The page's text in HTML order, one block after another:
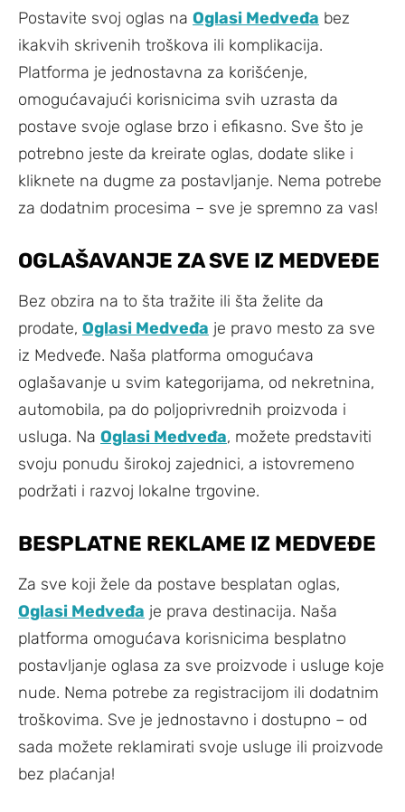
Postavite svoj oglas na Oglasi Medveđa bez
ikakvih skrivenih troškova ili komplikacija.
Platforma je jednostavna za korišćenje,
omogućavajući korisnicima svih uzrasta da
postave svoje oglase brzo i efikasno. Sve što je
potrebno jeste da kreirate oglas, dodate slike i
kliknete na dugme za postavljanje. Nema potrebe
za dodatnim procesima – sve je spremno za vas!
OGLAŠAVANJE ZA SVE IZ MEDVEĐE
Bez obzira na to šta tražite ili šta želite da
prodate, Oglasi Medveđa je pravo mesto za sve
iz Medveđe. Naša platforma omogućava
oglašavanje u svim kategorijama, od nekretnina,
automobila, pa do poljoprivrednih proizvoda i
usluga. Na Oglasi Medveđa, možete predstaviti
svoju ponudu širokoj zajednici, a istovremeno
podržati i razvoj lokalne trgovine.
BESPLATNE REKLAME IZ MEDVEĐE
Za sve koji žele da postave besplatan oglas,
Oglasi Medveđa je prava destinacija. Naša
platforma omogućava korisnicima besplatno
postavljanje oglasa za sve proizvode i usluge koje
nude. Nema potrebe za registracijom ili dodatnim
troškovima. Sve je jednostavno i dostupno – od
sada možete reklamirati svoje usluge ili proizvode
bez plaćanja!